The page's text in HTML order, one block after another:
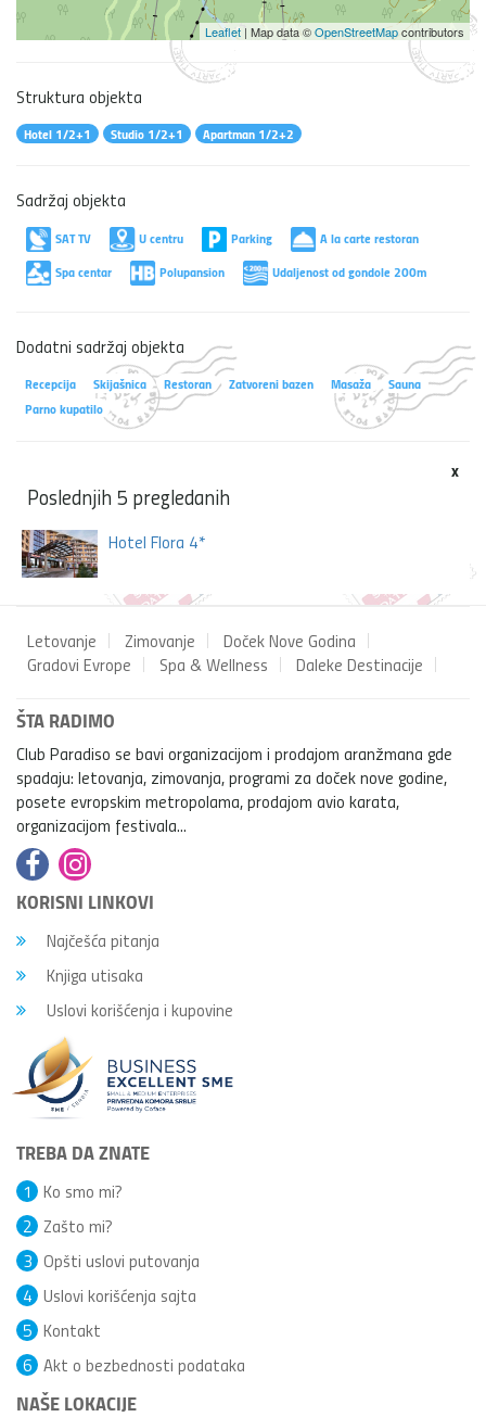
Leaflet | Map data ©OpenStreetMapcontributors
Struktura objekta
Hotel 1/2+1 Studio 1/2+1 Apartman 1/2+2
Sadržaj objekta
SAT TV U centru Parking
A la carte restoran
Spa centar
Polupansion Udaljenost od gondole 200m
Dodatni sadržaj objekta
Recepcija Skijašnica Restoran Zatvoreni bazen Masaža
Sauna
Parno kupatilo
x
Poslednjih 5 pregledanih
Hotel Flora 4*
Letovanje Zimovanje
Doček Nove Godina
Gradovi Evrope
Spa & Wellness Daleke Destinacije
ŠTA RADIMO
Club Paradiso se bavi organizacijom i prodajom aranžmana gde
spadaju: letovanja, zimovanja, programi za doček nove godine,
posete evropskim metropolama, prodajom avio karata,
organizacijom festivala...
KORISNI LINKOVI
Najčešća pitanja
Knjiga utisaka
Uslovi korišćenja i kupovine
TREBA DA ZNATE
Ko smo mi?
1
Zašto mi?
2
Opšti uslovi putovanja
3
Uslovi korišćenja sajta
4
Kontakt
5
Akt o bezbednosti podataka
6
NAŠE LOKACIJE